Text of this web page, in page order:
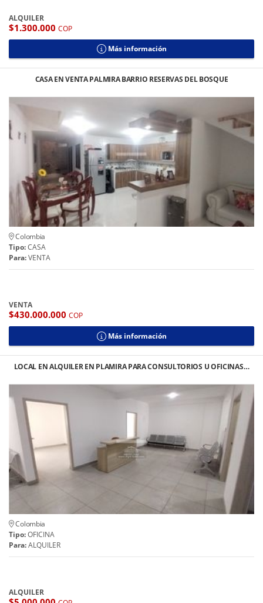
ALQUILER
$1.300.000 COP
Más información
CASA EN VENTA PALMIRA BARRIO RESERVAS DEL BOSQUE
Colombia
Tipo:CASA
Para:VENTA
VENTA
$430.000.000 COP
Más información
LOCAL EN ALQUILER EN PLAMIRA PARA CONSULTORIOS U OFICINAS…
Colombia
Tipo:OFICINA
Para:ALQUILER
ALQUILER